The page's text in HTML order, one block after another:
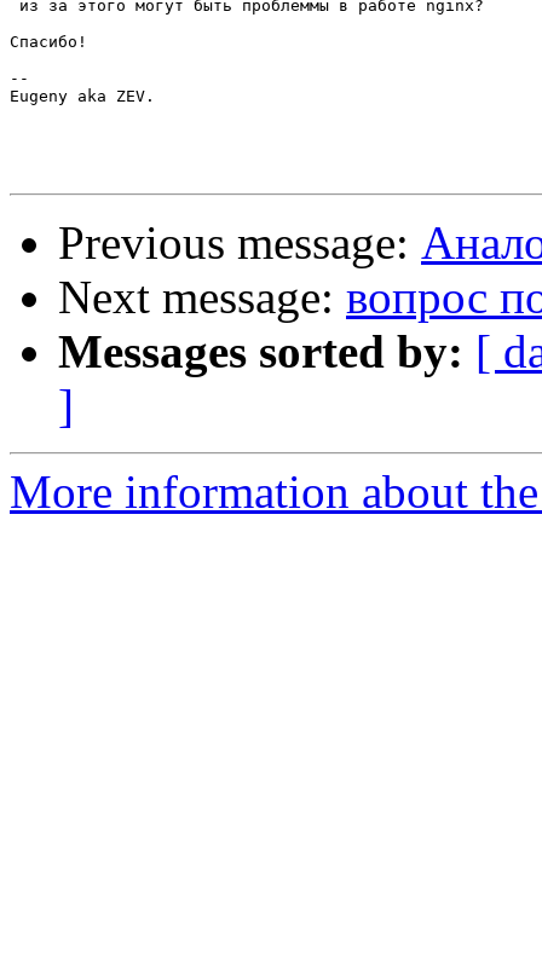
из за этого могут быть проблеммы в работе nginx?
Спасибо!
--
Eugeny aka ZEV.
Previous message:
Next message: вопрос
Messages sorted by: [
]
More information about